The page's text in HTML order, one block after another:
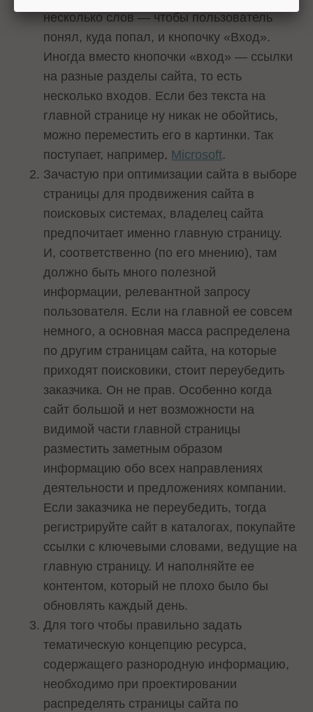
несколько слов — чтобы пользователь
понял, куда попал, и кнопочку «Вход».
Иногда вместо кнопочки «вход» — ссылки
на разные разделы сайта, то есть
несколько входов. Если без текста на
главной странице ну никак не обойтись,
можно переместить его в картинки. Так
поступает, например, Microsoft.
Зачастую при оптимизации сайта в выборе
страницы для продвижения сайта в
поисковых системах, владелец сайта
предпочитает именно главную страницу.
И, соответственно (по его мнению), там
должно быть много полезной
информации, релевантной запросу
пользователя. Если на главной ее совсем
немного, а основная масса распределена
по другим страницам сайта, на которые
приходят поисковики, стоит переубедить
заказчика. Он не прав. Особенно когда
сайт большой и нет возможности на
видимой части главной страницы
разместить заметным образом
информацию обо всех направлениях
деятельности и предложениях компании.
Если заказчика не переубедить, тогда
регистрируйте сайт в каталогах, покупайте
ссылки с ключевыми словами, ведущие на
главную страницу. И наполняйте ее
контентом, который не плохо было бы
обновлять каждый день.
Для того чтобы правильно задать
тематическую концепцию ресурса,
содержащего разнородную информацию,
необходимо при проектировании
распределять страницы сайта по